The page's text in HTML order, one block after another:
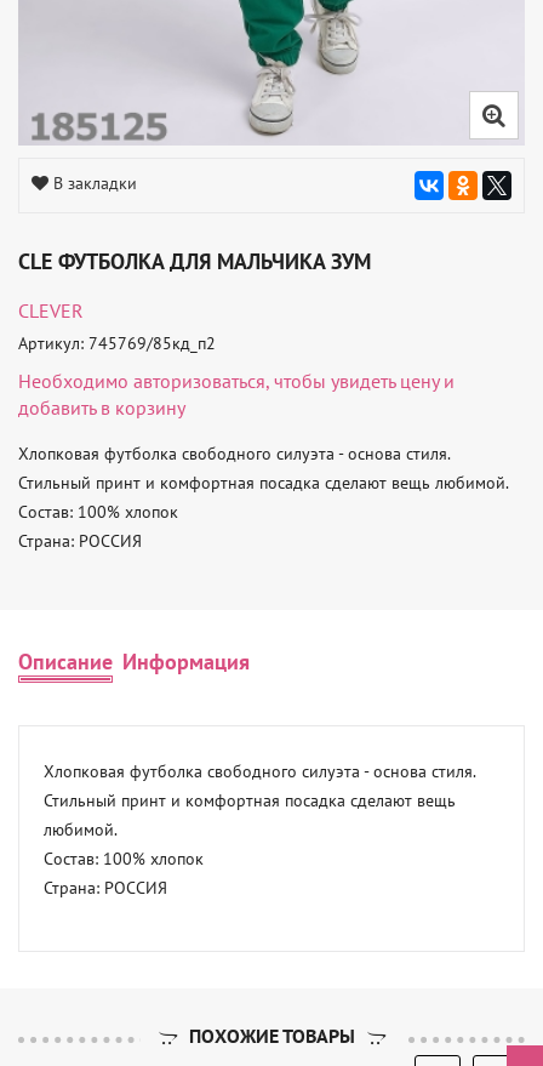
В закладки
CLE ФУТБОЛКА ДЛЯ МАЛЬЧИКА ЗУМ
CLEVER
Артикул: 745769/85кд_п2
Необходимо авторизоваться, чтобы увидеть цену и
добавить в корзину
Хлопковая футболка свободного силуэта - основа стиля.
Стильный принт и комфортная посадка сделают вещь любимой.
Состав: 100% хлопок
Страна: РОССИЯ
Описание Информация
Хлопковая футболка свободного силуэта - основа стиля.
Стильный принт и комфортная посадка сделают вещь
любимой.
Состав: 100% хлопок
Страна: РОССИЯ
ПОХОЖИЕ ТОВАРЫ